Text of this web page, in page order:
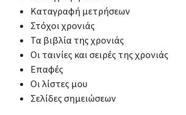
Καταγραφή μετρήσεων
Στόχοι χρονιάς
Τα βιβλία της χρονιάς
Οι ταινίες και σειρές της χρονιάς
Επαφές
Οι λίστες μου
Σελίδες σημειώσεων